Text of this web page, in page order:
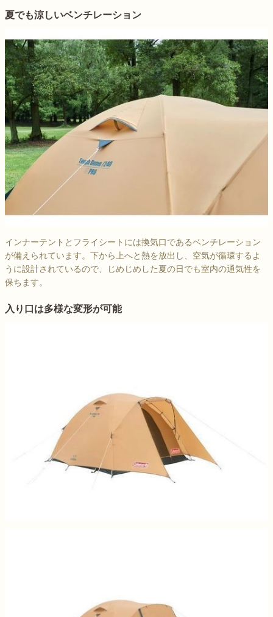
夏でも涼しいベンチレーション
インナーテントとフライシートには換気口であるベンチレーション
が備えられています。下から上へと熱を放出し、空気が循環するよ
うに設計されているので、じめじめした夏の日でも室内の通気性を
保ちます。
入り口は多様な変形が可能